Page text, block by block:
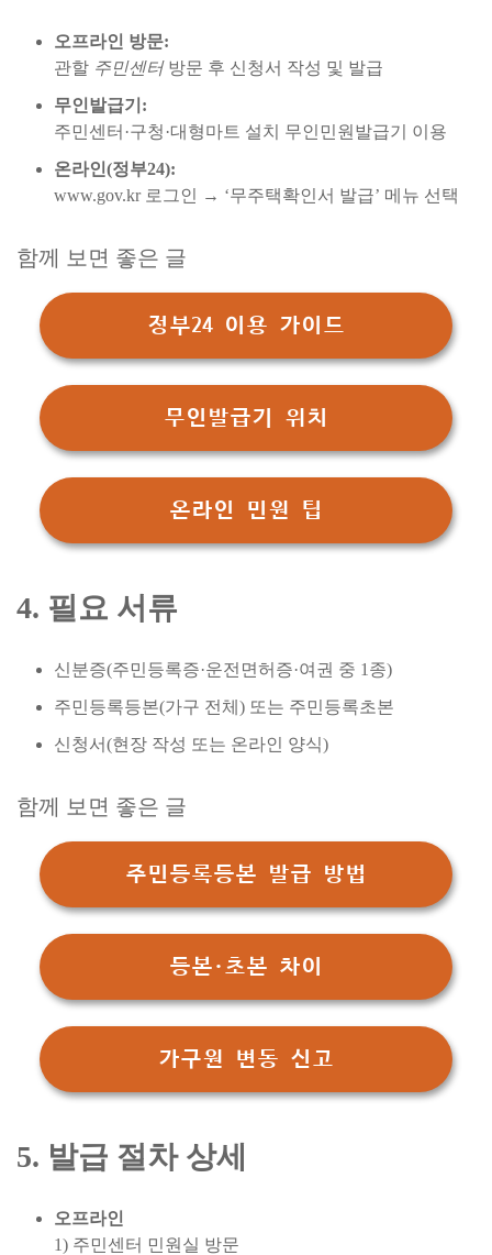
오프라인 방문:
관할 주민센터방문 후 신청서 작성 및 발급
무인발급기:
주민센터·구청·대형마트 설치 무인민원발급기 이용
온라인(정부24):
www.gov.kr 로그인 → ‘무주택확인서 발급’ 메뉴 선택
함께 보면 좋은 글
정부24 이용 가이드
무인발급기 위치
온라인 민원 팁
4. 필요 서류
신분증(주민등록증·운전면허증·여권 중 1종)
주민등록등본(가구 전체) 또는 주민등록초본
신청서(현장 작성 또는 온라인 양식)
함께 보면 좋은 글
주민등록등본 발급 방법
등본·초본 차이
가구원 변동 신고
5. 발급 절차 상세
오프라인
1) 주민센터 민원실 방문